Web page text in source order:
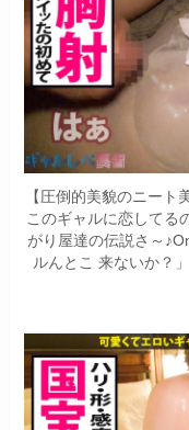
【圧倒的美貌のニー
このギャルに恋してる
がり屋達の伝説さ～
ルんとこ 来ないか？